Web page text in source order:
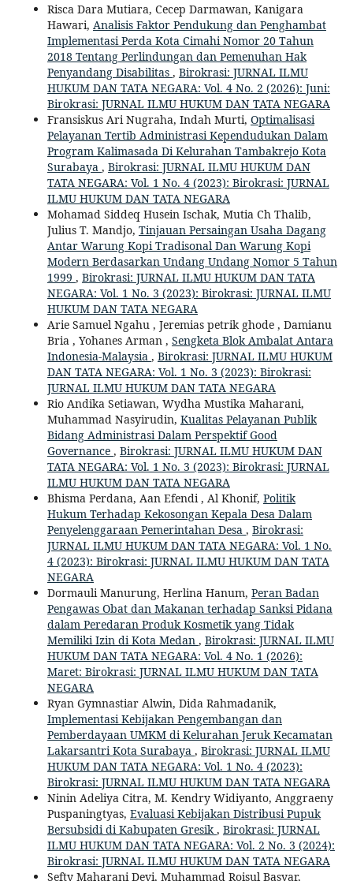
Risca Dara Mutiara, Cecep Darmawan, Kanigara
Hawari, Analisis Faktor Pendukung dan Penghambat
Implementasi Perda Kota Cimahi Nomor 20 Tahun
2018 Tentang Perlindungan dan Pemenuhan Hak
Penyandang Disabilitas , Birokrasi: JURNAL ILMU
HUKUM DAN TATA NEGARA: Vol. 4 No. 2 (2026): Juni:
Birokrasi: JURNAL ILMU HUKUM DAN TATA NEGARA
Fransiskus Ari Nugraha, Indah Murti, Optimalisasi
Pelayanan Tertib Administrasi Kependudukan Dalam
Program Kalimasada Di Kelurahan Tambakrejo Kota
Surabaya , Birokrasi: JURNAL ILMU HUKUM DAN
TATA NEGARA: Vol. 1 No. 4 (2023): Birokrasi: JURNAL
ILMU HUKUM DAN TATA NEGARA
Mohamad Siddeq Husein Ischak, Mutia Ch Thalib,
Julius T. Mandjo, Tinjauan Persaingan Usaha Dagang
Antar Warung Kopi Tradisonal Dan Warung Kopi
Modern Berdasarkan Undang Undang Nomor 5 Tahun
1999 , Birokrasi: JURNAL ILMU HUKUM DAN TATA
NEGARA: Vol. 1 No. 3 (2023): Birokrasi: JURNAL ILMU
HUKUM DAN TATA NEGARA
Arie Samuel Ngahu , Jeremias petrik ghode , Damianu
Bria , Yohanes Arman , Sengketa Blok Ambalat Antara
Indonesia-Malaysia , Birokrasi: JURNAL ILMU HUKUM
DAN TATA NEGARA: Vol. 1 No. 3 (2023): Birokrasi:
JURNAL ILMU HUKUM DAN TATA NEGARA
Rio Andika Setiawan, Wydha Mustika Maharani,
Muhammad Nasyirudin, Kualitas Pelayanan Publik
Bidang Administrasi Dalam Perspektif Good
Governance , Birokrasi: JURNAL ILMU HUKUM DAN
TATA NEGARA: Vol. 1 No. 3 (2023): Birokrasi: JURNAL
ILMU HUKUM DAN TATA NEGARA
Bhisma Perdana, Aan Efendi , Al Khonif, Politik
Hukum Terhadap Kekosongan Kepala Desa Dalam
Penyelenggaraan Pemerintahan Desa , Birokrasi:
JURNAL ILMU HUKUM DAN TATA NEGARA: Vol. 1 No.
4 (2023): Birokrasi: JURNAL ILMU HUKUM DAN TATA
NEGARA
Dormauli Manurung, Herlina Hanum, Peran Badan
Pengawas Obat dan Makanan terhadap Sanksi Pidana
dalam Peredaran Produk Kosmetik yang Tidak
Memiliki Izin di Kota Medan , Birokrasi: JURNAL ILMU
HUKUM DAN TATA NEGARA: Vol. 4 No. 1 (2026):
Maret: Birokrasi: JURNAL ILMU HUKUM DAN TATA
NEGARA
Ryan Gymnastiar Alwin, Dida Rahmadanik,
Implementasi Kebijakan Pengembangan dan
Pemberdayaan UMKM di Kelurahan Jeruk Kecamatan
Lakarsantri Kota Surabaya , Birokrasi: JURNAL ILMU
HUKUM DAN TATA NEGARA: Vol. 1 No. 4 (2023):
Birokrasi: JURNAL ILMU HUKUM DAN TATA NEGARA
Ninin Adeliya Citra, M. Kendry Widiyanto, Anggraeny
Puspaningtyas, Evaluasi Kebijakan Distribusi Pupuk
Bersubsidi di Kabupaten Gresik, Birokrasi: JURNAL
ILMU HUKUM DAN TATA NEGARA: Vol. 2 No. 3 (2024):
Birokrasi: JURNAL ILMU HUKUM DAN TATA NEGARA
Sefty Maharani Devi, Muhammad Roisul Basyar,